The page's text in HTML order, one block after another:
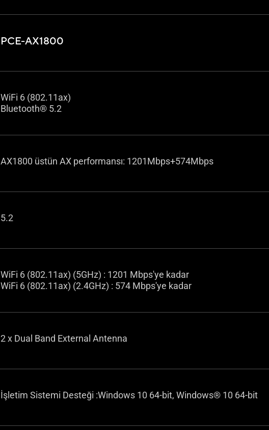
PCE-AX1800
WiFi 6 (802.11ax)
Bluetooth® 5.2
AX1800 üstün AX performansı: 1201Mbps+574Mbps
5.2
WiFi 6 (802.11ax) (5GHz) : 1201 Mbps'ye kadar
WiFi 6 (802.11ax) (2.4GHz) : 574 Mbps'ye kadar
2 x Dual Band External Antenna
İşletim Sistemi Desteği :Windows 10 64-bit, Windows® 10 64-bit